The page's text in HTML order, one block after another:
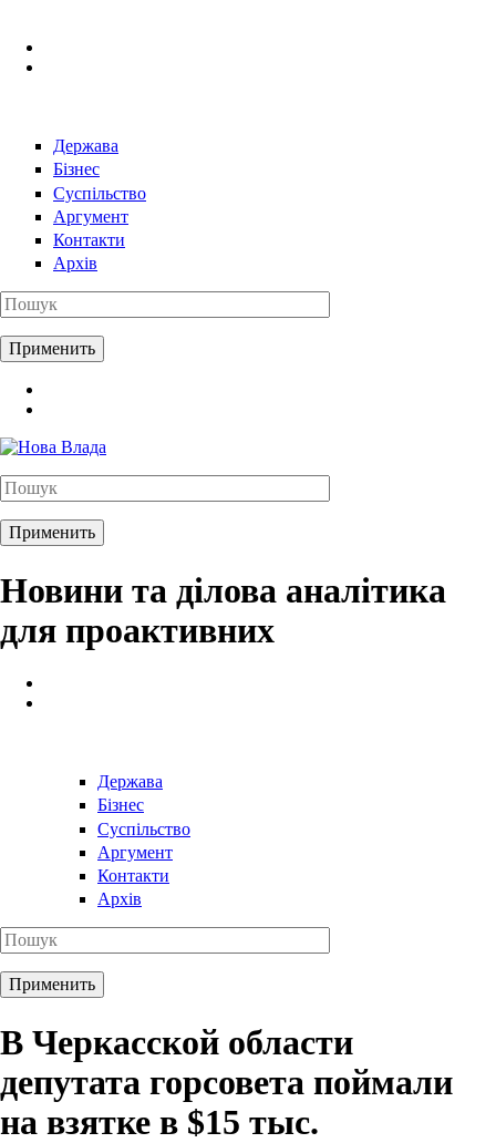
Держава
Бізнес
Суспільство
Аргумент
Контакти
Архів
Новини та ділова аналітика
для проактивних
Держава
Бізнес
Суспільство
Аргумент
Контакти
Архів
В Черкасской области
депутата горсовета поймали
на взятке в $15 тыс.